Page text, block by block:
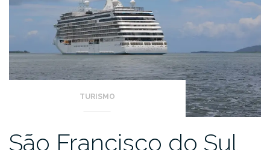
TURISMO
São Francisco do Sul